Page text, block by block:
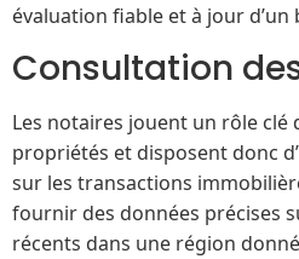
évaluation fiable et à jour d’un
Consultation
Les notaires jouent un rôle clé
propriétés et disposent donc
sur les transactions
fournir des données précises
récents dans une région